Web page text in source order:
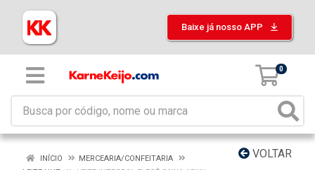
Baixe já nosso APP
0
VOLTAR
INÍCIO
MERCEARIA/CONFEITARIA